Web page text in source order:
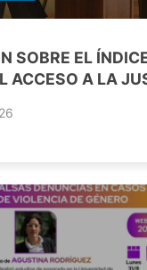
SOBRE EL
ACCESO A LA